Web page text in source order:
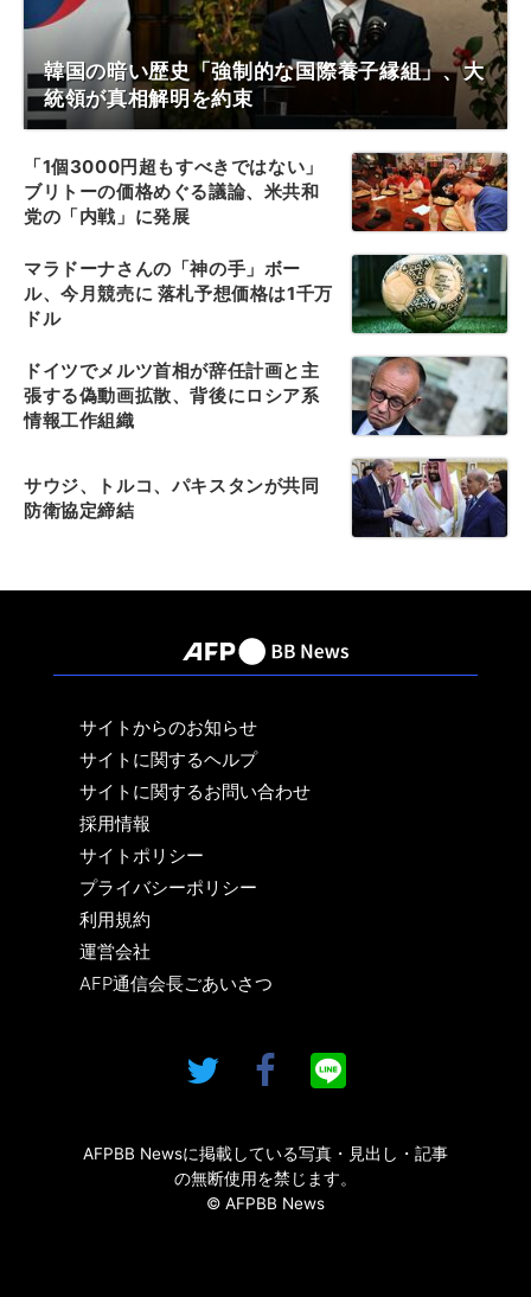
韓国の暗い歴史「強制的な国際養子縁組」、大
統領が真相解明を約束
「1個3000円超もすべきではない」
ブリトーの価格めぐる議論、米共和
党の「内戦」に発展
マラドーナさんの「神の手」ボー
ル、今月競売に 落札予想価格は1千万
ドル
ドイツでメルツ首相が辞任計画と主
張する偽動画拡散、背後にロシア系
情報工作組織
サウジ、トルコ、パキスタンが共同
防衛協定締結
サイトからのお知らせ
サイトに関するヘルプ
サイトに関するお問い合わせ
採用情報
サイトポリシー
プライバシーポリシー
利用規約
運営会社
AFP通信会長ごあいさつ
AFPBB Newsに掲載している写真・見出し・記事
の無断使用を禁じます。
© AFPBB News